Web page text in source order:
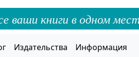
книги в одном
Издательства Информация